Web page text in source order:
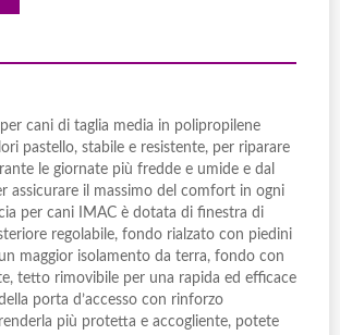
cani di taglia media in polipropilene
pastello, stabile e resistente, per riparare
le giornate più fredde e umide e dal
assicurare il massimo del comfort in ogni
per cani IMAC è dotata di finestra di
regolabile, fondo rialzato con piedini
maggior isolamento da terra, fondo con
tetto rimovibile per una rapida ed efficace
porta d’accesso con rinforzo
più protetta e accogliente, potete